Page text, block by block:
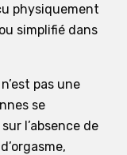
physiquement
simplifié dans
pas une
se
l’absence de